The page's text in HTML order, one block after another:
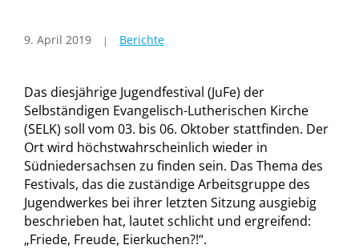
9. April 2019 Berichte
Das diesjährige Jugendfestival (JuFe) der
Selbständigen Evangelisch-Lutherischen Kirche
(SELK) soll vom 03. bis 06. Oktober stattfinden. Der
Ort wird höchstwahrscheinlich wieder in
Südniedersachsen zu finden sein. Das Thema des
Festivals, das die zuständige Arbeitsgruppe des
Jugendwerkes bei ihrer letzten Sitzung ausgiebig
beschrieben hat, lautet schlicht und ergreifend:
„Friede, Freude, Eierkuchen?!“.